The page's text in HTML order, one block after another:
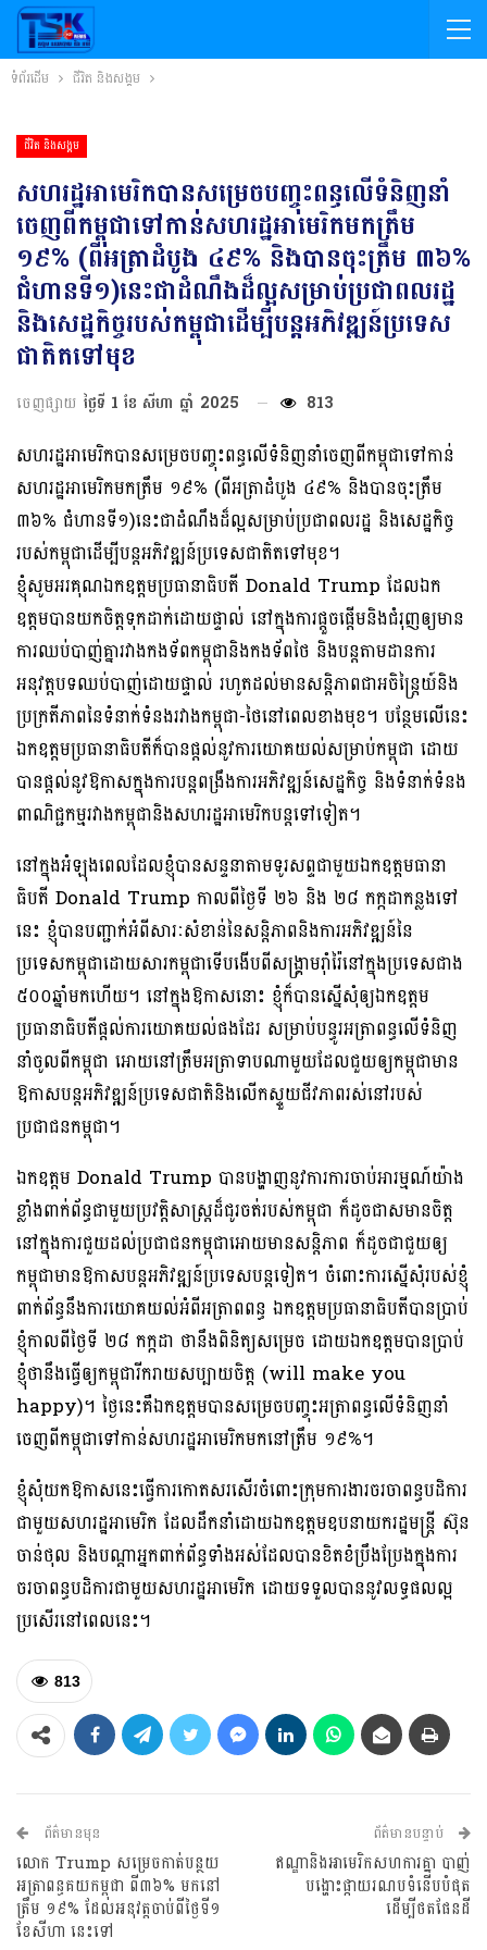
ទំព័រដើម ជីវិត និងសង្គម
ជីវិត និងសង្គម
សហរដ្ឋអាមេរិកបានសម្រេចបញ្ចុះពន្ធលើទំនិញនាំ
ចេញពីកម្ពុជាទៅកាន់សហរដ្ឋអាមេរិកមកត្រឹម
១៩% (ពីអត្រាដំបូង ៤៩% និងបានចុះត្រឹម ៣៦%
ជំហានទី១)នេះជាដំណឹងដ៏ល្អសម្រាប់ប្រជាពលរដ្ឋ
និងសេដ្ឋកិច្ចរបស់កម្ពុជាដើម្បីបន្តអភិវឌ្ឍន៍ប្រទេស
ជាតិតទៅមុខ
ចេញផ្សាយ ថ្ងៃទី 1 ខែ សីហា ឆ្នាំ 2025 813
សហរដ្ឋអាមេរិកបានសម្រេចបញ្ចុះពន្ធលើទំនិញនាំចេញពីកម្ពុជាទៅកាន់
សហរដ្ឋអាមេរិកមកត្រឹម ១៩% (ពីអត្រាដំបូង ៤៩% និងបានចុះត្រឹម
៣៦% ជំហានទី១)នេះជាដំណឹងដ៏ល្អសម្រាប់ប្រជាពលរដ្ឋ និងសេដ្ឋកិច្ច
របស់កម្ពុជាដើម្បីបន្តអភិវឌ្ឍន៍ប្រទេសជាតិតទៅមុខ។
ខ្ញុំសូមអរគុណឯកឧត្តមប្រធានាធិបតី Donald Trump ដែលឯក
ឧត្តមបានយកចិត្តទុកដាក់ដោយផ្ទាល់ នៅក្នុងការផ្ដួចផ្ដើមនិងជំរុញឲ្យមាន
ការឈប់បាញ់គ្នារវាងកងទ័ពកម្ពុជានិងកងទ័ពថៃ និងបន្តតាមដានការ
អនុវត្តបទឈប់បាញ់ដោយផ្ទាល់ រហូតដល់មានសន្តិភាពជាអចិន្ត្រៃយ៍និង
ប្រក្រតីភាពនៃទំនាក់ទំនងរវាងកម្ពុជា-ថៃនៅពេលខាងមុខ។ បន្ថែមលើនេះ
ឯកឧត្តមប្រធានាធិបតីក៏បានផ្ដល់នូវការយោគយល់សម្រាប់កម្ពុជា ដោយ
បានផ្ដល់នូវឱកាសក្នុងការបន្តពង្រឹងការអភិវឌ្ឍន៍សេដ្ឋកិច្ច និងទំនាក់ទំនង
ពាណិជ្ជកម្មរវាងកម្ពុជានិងសហរដ្ឋអាមេរិកបន្តទៅទៀត។
នៅក្នុងអំឡុងពេលដែលខ្ញុំបានសន្ទនាតាមទូរសព្ទជាមួយឯកឧត្តមធានា
ធិបតី Donald Trump កាលពីថ្ងៃទី ២៦ និង ២៨ កក្កដាកន្លងទៅ
នេះ ខ្ញុំបានបញ្ជាក់អំពីសារៈសំខាន់នៃសន្តិភាពនិងការអភិវឌ្ឍន៍នៃ
ប្រទេសកម្ពុជាដោយសារកម្ពុជាទើបងើបពីសង្គ្រាមរ៉ាំរ៉ៃនៅក្នុងប្រទេសជាង
៥០០ឆ្នាំមកហើយ។ នៅក្នុងឱកាសនោះ ខ្ញុំក៏បានស្នើសុំឲ្យឯកឧត្តម
ប្រធានាធិបតីផ្ដល់ការយោគយល់ផងដែរ សម្រាប់បន្ធូរអត្រាពន្ធលើទំនិញ
នាំចូលពីកម្ពុជា អោយនៅត្រឹមអត្រាទាបណាមួយដែលជួយឲ្យកម្ពុជាមាន
ឱកាសបន្តអភិវឌ្ឍន៍ប្រទេសជាតិនិងលើកស្ទួយជីវភាពរស់នៅរបស់
ប្រជាជនកម្ពុជា។
ឯកឧត្តម Donald Trump បានបង្ហាញនូវការការចាប់អារម្មណ៍យ៉ាង
ខ្លាំងពាក់ព័ន្ធជាមួយប្រវត្តិសាស្ត្រដ៏ជូរចត់របស់កម្ពុជា ក៏ដូចជាសមានចិត្ត
នៅក្នុងការជួយដល់ប្រជាជនកម្ពុជាអោយមានសន្តិភាព ក៏ដូចជាជួយឲ្យ
កម្ពុជាមានឱកាសបន្តអភិវឌ្ឍន៍ប្រទេសបន្តទៀត។ ចំពោះការស្នើសុំរបស់ខ្ញុំ
ពាក់ព័ន្ធនឹងការយោគយល់អំពីអត្រាពពន្ធ ឯកឧត្តមប្រធានាធិបតីបានប្រាប់
ខ្ញុំកាលពីថ្ងៃទី ២៨ កក្កដា ថានឹងពិនិត្យសម្រេច ដោយឯកឧត្តមបានប្រាប់
ខ្ញុំថានឹងធ្វើឲ្យកម្ពុជារីករាយសប្បាយចិត្ត (will make you
happy)។ ថ្ងៃនេះគឺឯកឧត្តមបានសម្រេចបញ្ចុះអត្រាពន្ធលើទំនិញនាំ
ចេញពីកម្ពុជាទៅកាន់សហរដ្ឋអាមេរិកមកនៅត្រឹម ១៩%។
ខ្ញុំសុំយកឱកាសនេះធ្វើការកោតសរសើរចំពោះក្រុមការងារចរចាពន្ធបដិការ
ជាមួយសហរដ្ឋអាមេរិក ដែលដឹកនាំដោយឯកឧត្តមឧបនាយករដ្ឋមន្ត្រី ស៊ុន
ចាន់ថុល និងបណ្ដាអ្នកពាក់ព័ន្ធទាំងអស់ដែលបានខិតខំប្រឹងប្រែងក្នុងការ
ចរចាពន្ធបដិការជាមួយសហរដ្ឋអាមេរិក ដោយទទួលបាននូវលទ្ធផលល្អ
ប្រសើរនៅពេលនេះ។
813
ព័ត៌មានមុន
លោក Trump សម្រេចកាត់បន្ថយ
អត្រាពន្ធគយកម្ពុជា ពី៣៦% មកនៅ
ត្រឹម ១៩% ដែលអនុវត្តចាប់ពីថ្ងៃទី១
ខែសីហា នេះទៅ
ព័ត៌មានបន្ទាប់
ឥណ្ឌានិងអាមេរិកសហការគ្នា បាញ់
បង្ហោះផ្កាយរណបទំនើបបំផុត
ដើម្បីថតផែនដី